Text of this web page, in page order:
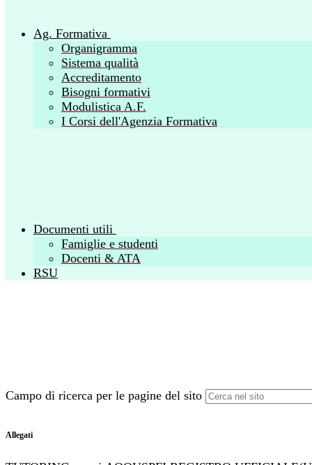
Ag. Formativa
Organigramma
Sistema qualità
Accreditamento
Bisogni formativi
Modulistica A.F.
I Corsi dell'Agenzia Formativa
Documenti utili
Famiglie e studenti
Docenti & ATA
RSU
Campo di ricerca per le pagine del sito
Allegati